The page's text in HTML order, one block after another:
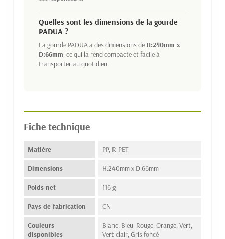
Quelles sont les dimensions de la gourde
PADUA ?
La gourde PADUA a des dimensions de H:240mm x
D:66mm, ce qui la rend compacte et facile à
transporter au quotidien.
Fiche technique
Matière PP, R-PET
Dimensions H:240mm x D:66mm
Poids net 116 g
Pays de fabrication CN
Couleurs
disponibles
Blanc, Bleu, Rouge, Orange, Vert,
Vert clair, Gris foncé